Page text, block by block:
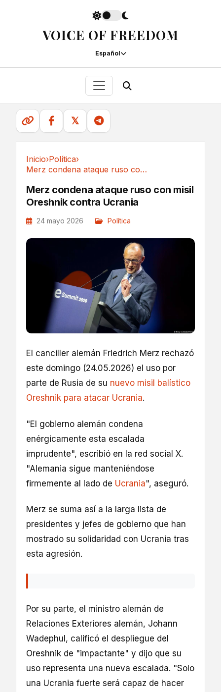
VOICE OF FREEDOM
Español
𝕏
Inicio›Política›
Merz condena ataque ruso con misil Oreshnik...
Merz condena ataque ruso con misil
Oreshnik contra Ucrania
24 mayo 2026 Política
El canciller alemán Friedrich Merz rechazó
este domingo (24.05.2026) el uso por
parte de Rusia de su nuevo misil balístico
Oreshnik para atacar Ucrania.
"El gobierno alemán condena
enérgicamente esta escalada
imprudente", escribió en la red social X.
"Alemania sigue manteniéndose
firmemente al lado de Ucrania", aseguró.
Merz se suma así a la larga lista de
presidentes y jefes de gobierno que han
mostrado su solidaridad con Ucrania tras
esta agresión.
Por su parte, el ministro alemán de
Relaciones Exteriores alemán, Johann
Wadephul, calificó el despliegue del
Oreshnik de "impactante" y dijo que su
uso representa una nueva escalada. "Solo
una Ucrania fuerte será capaz de hacer